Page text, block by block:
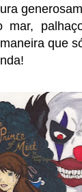
mar,
que